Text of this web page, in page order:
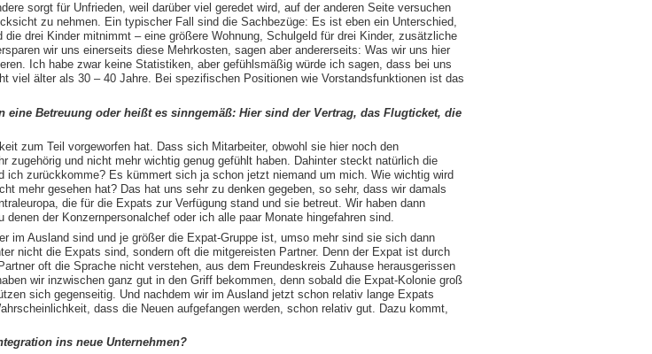
sorgt für Unfrieden, weil darüber viel geredet wird, auf der anderen Seite versuchen
zu nehmen. Ein typischer Fall sind die Sachbezüge: Es ist eben ein Unterschied,
drei Kinder mitnimmt – eine größere Wohnung, Schulgeld für drei Kinder, zusätzliche
wir uns einerseits diese Mehrkosten, sagen aber andererseits: Was wir uns hier
Ich habe zwar keine Statistiken, aber gefühlsmäßig würde ich sagen, dass bei uns
viel älter als 30 – 40 Jahre. Bei spezifischen Positionen wie Vorstandsfunktionen ist das
Betreuung oder heißt es sinngemäß: Hier sind der Vertrag, das Flugticket, die
zum Teil vorgeworfen hat. Dass sich Mitarbeiter, obwohl sie hier noch den
zugehörig und nicht mehr wichtig genug gefühlt haben. Dahinter steckt natürlich die
ich zurückkomme? Es kümmert sich ja schon jetzt niemand um mich. Wie wichtig wird
mehr gesehen hat? Das hat uns sehr zu denken gegeben, so sehr, dass wir damals
die für die Expats zur Verfügung stand und sie betreut. Wir haben dann
der Konzernpersonalchef oder ich alle paar Monate hingefahren sind.
im Ausland sind und je größer die Expat-Gruppe ist, umso mehr sind sie sich dann
nicht die Expats sind, sondern oft die mitgereisten Partner. Denn der Expat ist durch
oft die Sprache nicht verstehen, aus dem Freundeskreis Zuhause herausgerissen
wir inzwischen ganz gut in den Griff bekommen, denn sobald die Expat-Kolonie groß
sich gegenseitig. Und nachdem wir im Ausland jetzt schon relativ lange Expats
dass die Neuen aufgefangen werden, schon relativ gut. Dazu kommt,
ins neue Unternehmen?